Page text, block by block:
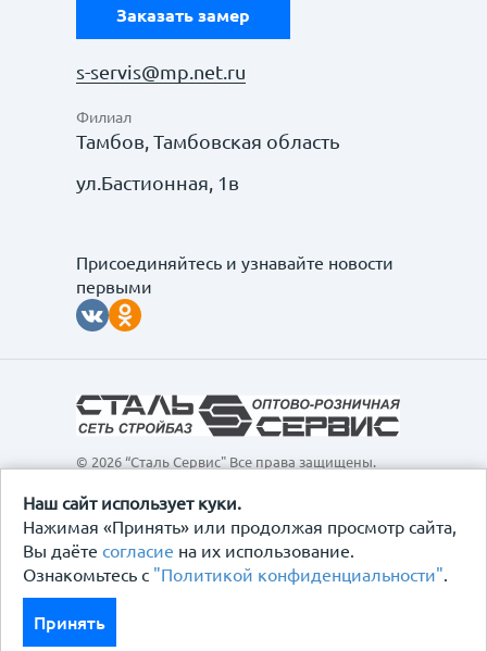
Наш сайт использует куки.
Нажимая «Принять» или продолжая просмотр сайта,
Вы даёте согласие на их использование.
Ознакомьтесь с "Политикой конфиденциальности".
Принять
Заказать замер
s-servis@mp.net.ru
Филиал
Тамбов, Тамбовская область
ул.Бастионная, 1в
Присоединяйтесь и узнавайте новости
первыми
© 2026 “Сталь Сервис" Все права защищены.
интернет-сайт, а также вся информация о товарах и
ценах, предоставленная на нём, носит
исключительно информационный характер и ни при
каких условиях не является публичной офертой,
определяемой положениями Статьи 437
Договор-оферта